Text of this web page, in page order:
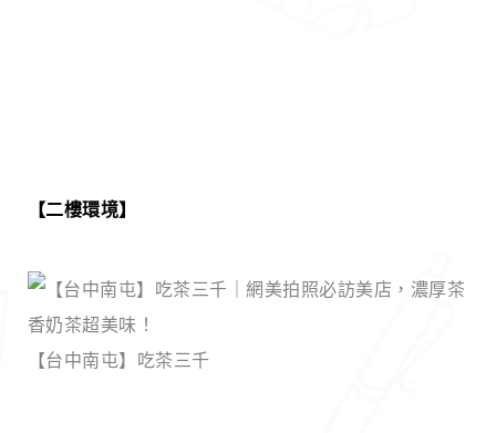
【二樓環境】
【台中南屯】吃茶三千